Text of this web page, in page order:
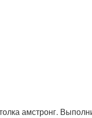
амстронг.